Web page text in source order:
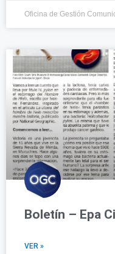
Oficina de Gestión
Boletín – Epa
VER »